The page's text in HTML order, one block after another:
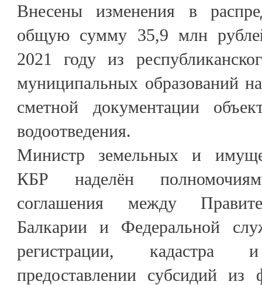
Внесены изменения в
общую сумму 35,9 млн
2021 году из
муниципальных образований
сметной документации
водоотведения.
Министр земельных и
КБР наделён
соглашения между
Балкарии и Федеральной
регистрации,
предоставлении субсидий из